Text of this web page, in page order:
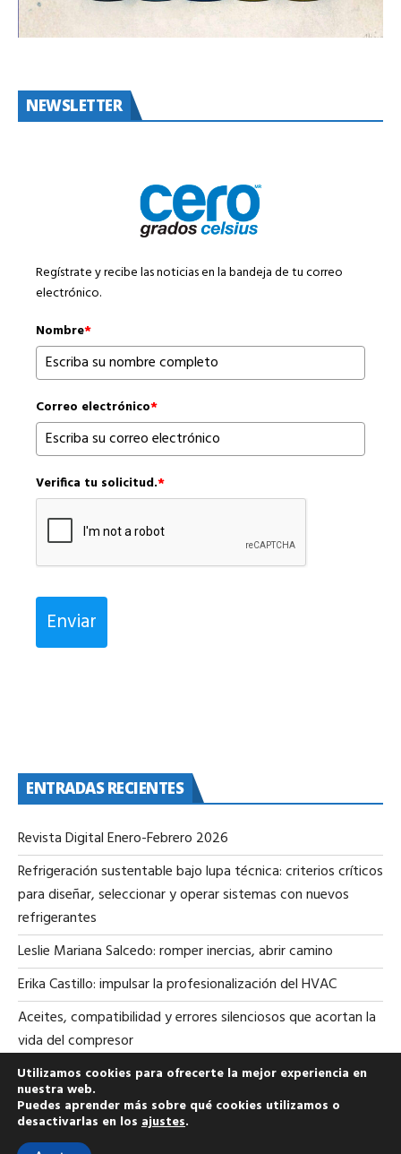
NEWSLETTER
Regístrate y recibe las noticias en la bandeja de tu correo
electrónico.
Nombre*
Correo electrónico*
Verifica tu solicitud.*
Enviar
ENTRADAS RECIENTES
Revista Digital Enero-Febrero 2026
Refrigeración sustentable bajo lupa técnica: criterios críticos
para diseñar, seleccionar y operar sistemas con nuevos
refrigerantes
Leslie Mariana Salcedo: romper inercias, abrir camino
Erika Castillo: impulsar la profesionalización del HVAC
Aceites, compatibilidad y errores silenciosos que acortan la
vida del compresor
Utilizamos cookies para ofrecerte la mejor experiencia en
nuestra web.
Puedes aprender más sobre qué cookies utilizamos o
desactivarlas en los ajustes.